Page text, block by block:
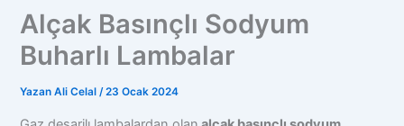
Alçak Basınçlı Sodyum
Buharlı Lambalar
Yazan Ali Celal/23 Ocak 2024